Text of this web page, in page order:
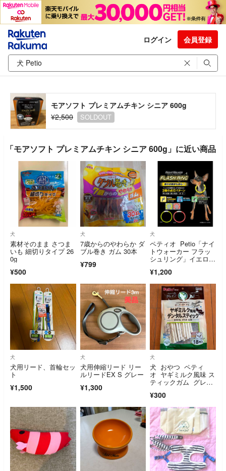
ログイン 会員登録
モアソフト プレミアムチキン シニア 600g
¥2,500
SOLDOUT
「モアソフト プレミアムチキン シニア 600g」に近い商品
犬
素材そのまま さつま
いも 細切りタイプ 26
0g
¥500
犬
7歳からのやわらか ダ
ブル巻き ガム 30本
¥799
犬
ペティオ Petio「ナイ
トウォーカー フラッ
シュリング」イエロ
¥1,200
犬
犬用リード、首輪セッ
ト
¥1,500
犬
犬用伸縮リード リー
ルリードEX S グレー
¥1,300
犬
犬 おやつ ペティ
オ ヤギミルク風味 ス
ティックガム グレイ
¥300